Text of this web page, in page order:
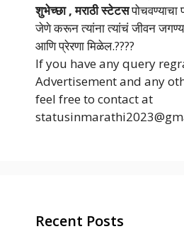
शुभेच्छा , मराठी स्टेटस
जेणे करून त्यांना त्यांचं जीवन
आणि प्रेरणा मिळेल.????
If you have any query
Advertisement and any
feel free to contact at
Recent Posts